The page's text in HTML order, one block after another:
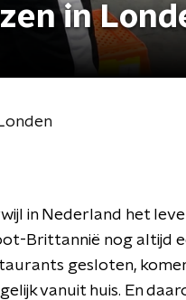
in
in Nederland het
Brittannië nog altijd
gesloten,
vanuit huis. En